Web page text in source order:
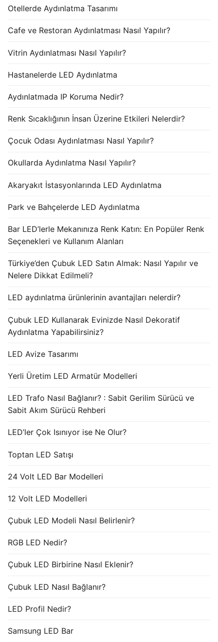
Otellerde Aydınlatma Tasarımı
Cafe ve Restoran Aydınlatması Nasıl Yapılır?
Vitrin Aydınlatması Nasıl Yapılır?
Hastanelerde LED Aydınlatma
Aydınlatmada IP Koruma Nedir?
Renk Sıcaklığının İnsan Üzerine Etkileri Nelerdir?
Çocuk Odası Aydınlatması Nasıl Yapılır?
Okullarda Aydınlatma Nasıl Yapılır?
Akaryakıt İstasyonlarında LED Aydınlatma
Park ve Bahçelerde LED Aydınlatma
Bar LED’lerle Mekanınıza Renk Katın: En Popüler Renk
Seçenekleri ve Kullanım Alanları
Türkiye’den Çubuk LED Satın Almak: Nasıl Yapılır ve
Nelere Dikkat Edilmeli?
LED aydınlatma ürünlerinin avantajları nelerdir?
Çubuk LED Kullanarak Evinizde Nasıl Dekoratif
Aydınlatma Yapabilirsiniz?
LED Avize Tasarımı
Yerli Üretim LED Armatür Modelleri
LED Trafo Nasıl Bağlanır? : Sabit Gerilim Sürücü ve
Sabit Akım Sürücü Rehberi
LED’ler Çok Isınıyor ise Ne Olur?
Toptan LED Satışı
24 Volt LED Bar Modelleri
12 Volt LED Modelleri
Çubuk LED Modeli Nasıl Belirlenir?
RGB LED Nedir?
Çubuk LED Birbirine Nasıl Eklenir?
Çubuk LED Nasıl Bağlanır?
LED Profil Nedir?
Samsung LED Bar